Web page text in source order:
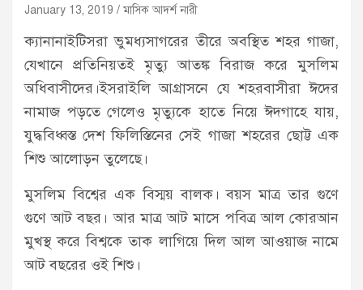
January 13, 2019 মাসিক আদর্শ নারী
ক্যানানাইটিসরা ভুমধ্যসাগরের তীরে অবস্থিত শহর গাজা,
যেখানে প্রতিনিয়তই মৃত্যু আতঙ্ক বিরাজ করে মুসলিম
অধিবাসীদের।ইসরাইলি আগ্রাসনে যে শহরবাসীরা ঈদের
নামাজ পড়তে গেলেও মৃত্যুকে হাতে নিয়ে ঈদগাহে যায়,
যুদ্ধবিধ্বস্ত দেশ ফিলিস্তিনের সেই গাজা শহরের ছোট্ট এক
শিশু আলোড়ন তুলেছে।
মুসলিম বিশ্বের এক বিস্ময় বালক। বয়স মাত্র তার গুণে
গুণে আট বছর। আর মাত্র আট মাসে পবিত্র আল কোরআন
মুখস্থ করে বিশ্বকে তাক লাগিয়ে দিল আল আওয়াজ নামে
আট বছরের ওই শিশু।